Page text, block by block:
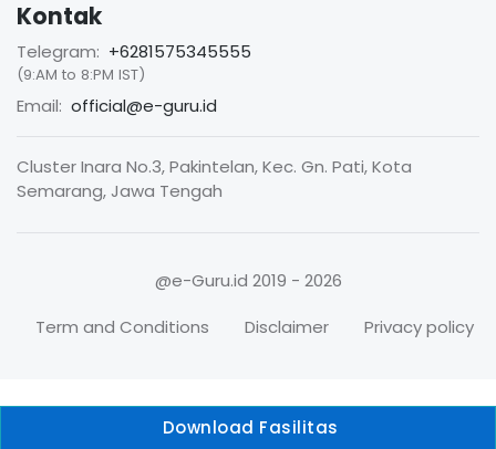
Download Fasilitas
Kontak
Telegram: +6281575345555
(9:AM to 8:PM IST)
Email: official@e-guru.id
Cluster Inara No.3, Pakintelan, Kec. Gn. Pati, Kota
Semarang, Jawa Tengah
@e-Guru.id 2019 - 2026
Term and Conditions
Disclaimer Privacy policy